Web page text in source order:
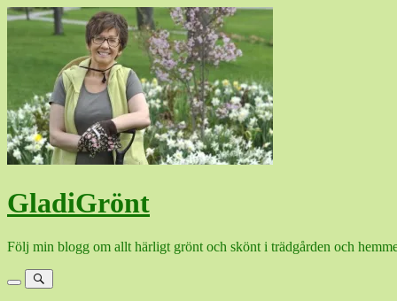
Hoppa
GladiGrönt
Följ min blogg om allt härligt grönt och skönt i trädgården och
MenySök